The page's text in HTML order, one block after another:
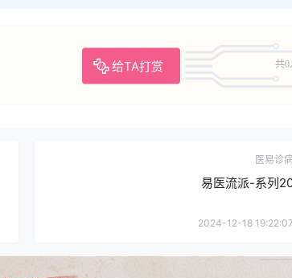
给TA打赏 共0
医易诊
易医流派-系列
2024-12-18 19:22:07